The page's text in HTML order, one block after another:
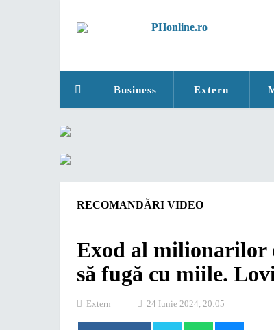
Business Extern
RECOMANDĂRI VIDEO
Exod al milionarilor
să fugă cu miile.
Extern 24 Iunie 2024, 20:05